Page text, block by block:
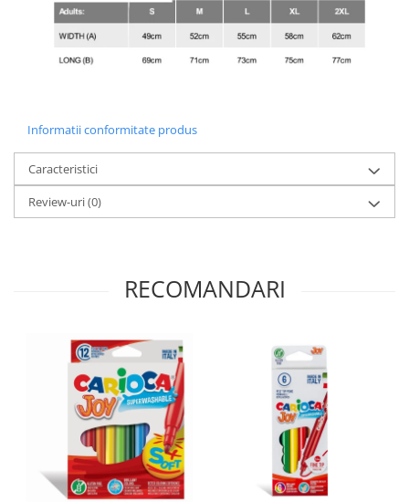
Informatii conformitate produs
Caracteristici
Review-uri(0)
RECOMANDARI